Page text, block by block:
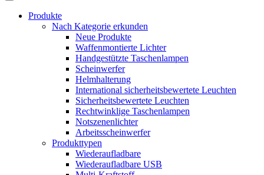
Produkte
Nach Kategorie erkunden
Neue Produkte
Waffenmontierte Lichter
Handgestützte Taschenlampen
Scheinwerfer
Helmhalterung
International sicherheitsbewertete Leuchten
Sicherheitsbewertete Leuchten
Rechtwinklige Taschenlampen
Notszenenlichter
Arbeitsscheinwerfer
Produkttypen
Wiederaufladbare
Wiederaufladbare USB